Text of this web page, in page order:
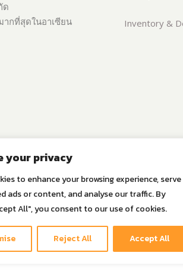
your privacy
to enhance your browsing experience, serve
ads or content, and analyse our traffic. By
All", you consent to our use of cookies.
Reject All Accept All
ด
ากที่สุดในอาเซียน
Inventory &
©